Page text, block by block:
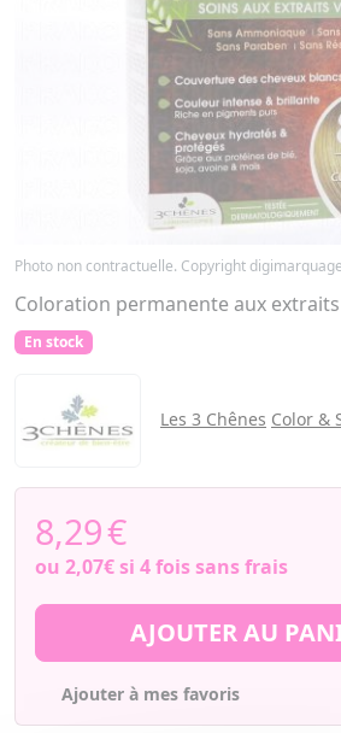
Photo non contractuelle. Copyright digimarquage
Coloration permanente aux
En stock
Les 3 Chênes Color &
8,29€
ou 2,07€si 4 fois sans frais
AJOUTER AU
Ajouter à mes favoris